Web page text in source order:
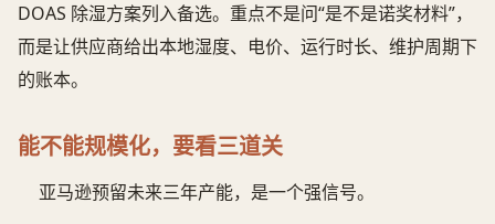
DOAS 除湿方案列入备选。重点不是问“是不是诺奖材料”，
而是让供应商给出本地湿度、电价、运行时长、维护周期下
的账本。
能不能规模化，要看三道关
亚马逊预留未来三年产能，是一个强信号。